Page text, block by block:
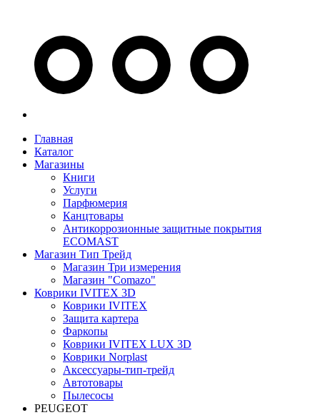
Главная
Каталог
Магазины
Книги
Услуги
Парфюмерия
Канцтовары
Антикоррозионные защитные покрытия
ECOMAST
Магазин Тип Трейд
Магазин Три измерения
Магазин "Comazo"
Коврики IVITEX 3D
Коврики IVITEX
Защита картера
Фаркопы
Коврики IVITEX LUX 3D
Коврики Norplast
Аксессуары-тип-трейд
Автотовары
Пылесосы
PEUGEOT